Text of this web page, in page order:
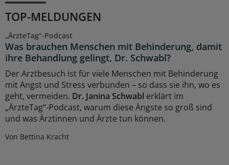
TOP-MELDUNGEN
„ÄrzteTag“-Podcast
Was brauchen Menschen mit Behinderung, damit
ihre Behandlung gelingt, Dr. Schwabl?
Der Arztbesuch ist für viele Menschen mit Behinderung
mit Angst und Stress verbunden – so dass sie ihn, wo es
geht, vermeiden. Dr. Janina Schwabl erklärt im
„ÄrzteTag“-Podcast, warum diese Ängste so groß sind
und was Ärztinnen und Ärzte tun können.
Von Bettina Kracht